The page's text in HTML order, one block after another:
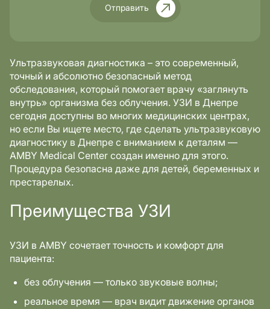
Отправить
Ультразвуковая диагностика – это современный,
точный и абсолютно безопасный метод
обследования, который помогает врачу «заглянуть
внутрь» организма без облучения. УЗИ в Днепре
сегодня доступны во многих медицинских центрах,
но если Вы ищете место, где сделать ультразвуковую
диагностику в Днепре с вниманием к деталям —
AMBY Medical Center создан именно для этого.
Процедура безопасна даже для детей, беременных и
престарелых.
Преимущества УЗИ
УЗИ в AMBY сочетает точность и комфорт для
пациента:
без облучения — только звуковые волны;
реальное время — врач видит движение органов